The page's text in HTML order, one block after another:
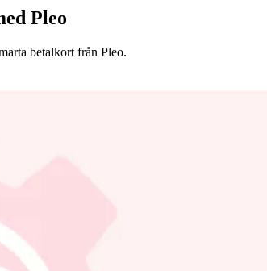
Pleo
betalkort från Pleo.